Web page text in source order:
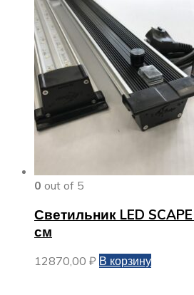
0 out of 5
Светильник LED
см
12870,00 ₽ В корзину